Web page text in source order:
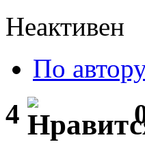
Неактивен
По
4